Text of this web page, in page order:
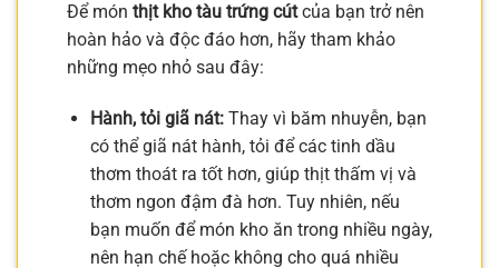
Để món thịt kho tàu trứng cútcủa bạn trở nên
hoàn hảo và độc đáo hơn, hãy tham khảo
những mẹo nhỏ sau đây:
Hành, tỏi giã nát:Thay vì băm nhuyễn, bạn
có thể giã nát hành, tỏi để các tinh dầu
thơm thoát ra tốt hơn, giúp thịt thấm vị và
thơm ngon đậm đà hơn. Tuy nhiên, nếu
bạn muốn để món kho ăn trong nhiều ngày,
nên hạn chế hoặc không cho quá nhiều